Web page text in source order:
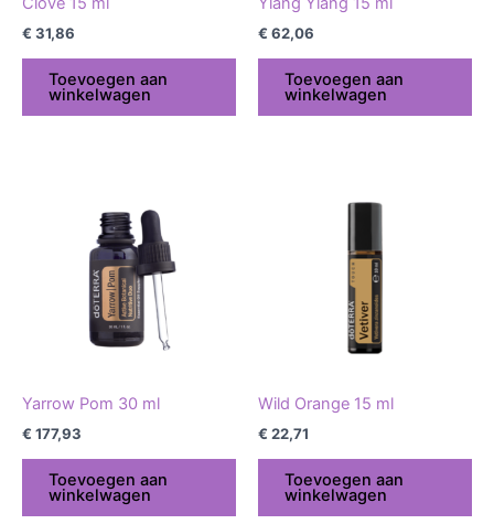
€ 31,86
Toevoegen aan
winkelwagen
€ 62,06
Toevoegen aan
winkelwagen
Yarrow Pom 30 ml
€ 177,93
Toevoegen aan
winkelwagen
Wild Orange 15 ml
€ 22,71
Toevoegen aan
winkelwagen